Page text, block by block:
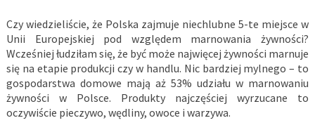
Czy wiedzieliście, że Polska zajmuje niechlubne 5-te miejsce w
Unii Europejskiej pod względem marnowania żywności?
Wcześniej łudziłam się, że być może najwięcej żywności marnuje
się na etapie produkcji czy w handlu. Nic bardziej mylnego – to
gospodarstwa domowe mają aż 53% udziału w marnowaniu
żywności w Polsce. Produkty najczęściej wyrzucane to
oczywiście pieczywo, wędliny, owoce i warzywa.